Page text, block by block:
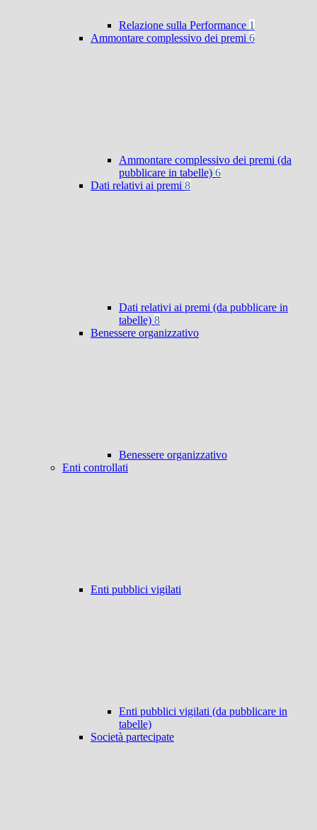
Relazione sulla Performance 1
Ammontare complessivo dei premi 6
Ammontare complessivo dei premi (da
pubblicare in tabelle) 6
Dati relativi ai premi 8
Dati relativi ai premi (da pubblicare in
tabelle) 8
Benessere organizzativo
Benessere organizzativo
Enti controllati
Enti pubblici vigilati
Enti pubblici vigilati (da pubblicare in
tabelle)
Società partecipate